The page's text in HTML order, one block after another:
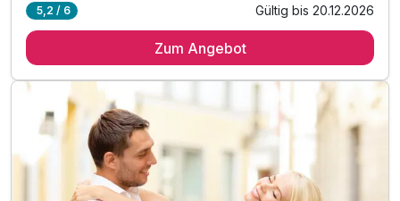
2 x reichhaltiges Zero-Waste Frühstücksbuffet
1 x 3-Gang-Genussmenü oder Buffet am Abend
1 x Romantik-Cocktail an der Hotelbar
romantisch dekoriertes Zimmer
-15 % auf vorab gebuchte Wellnessbehandlungen
Entspannung im 1500 qm großen hof.spa
5,2 / 6 Gültig bis 20.12.2026
Zum Angebot